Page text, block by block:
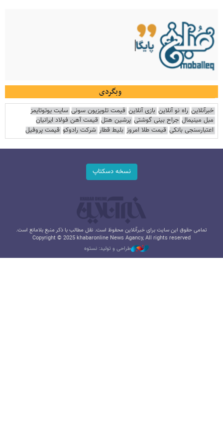
وبگردی
خبرآنلاین راه نو آنلاین بازی آنلاین قیمت تلویزیون سونی سایت یوتوتایمز
مبل مینیمال جراح بینی گوشتی پرشین هتل قیمت آهن فولاد ایرانیان
اعتبارسنجی بانکی قیمت طلا امروز بلیط قطار شرکت رادوکو قیمت پروفیل
نسخه دسکتاپ
تمامی حقوق این سایت برای خبرآنلاین محفوظ است. نقل مطالب با ذکر منبع بلامانع است.
Copyright © 2025 khabaronline News Agancy, All rights reserved
طراحی و تولید: نستوه